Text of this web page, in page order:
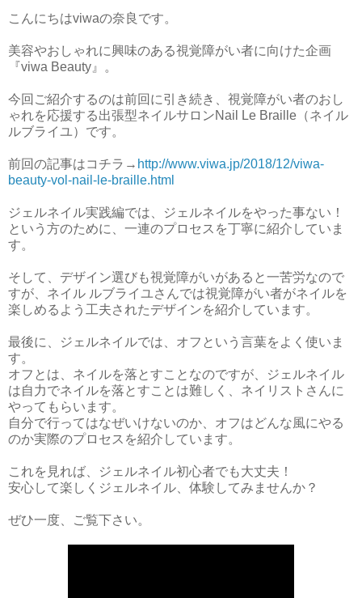
こんにちはviwaの奈良です。
美容やおしゃれに興味のある視覚障がい者に向けた企画
『viwa Beauty』。
今回ご紹介するのは前回に引き続き、視覚障がい者のおし
ゃれを応援する出張型ネイルサロンNail Le Braille（ネイル
ルブライユ）です。
前回の記事はコチラ→ http://www.viwa.jp/2018/12/viwa-
beauty-vol-nail-le-braille.html
ジェルネイル実践編では、ジェルネイルをやった事ない！
という方のために、一連のプロセスを丁寧に紹介していま
す。
そして、デザイン選びも視覚障がいがあると一苦労なので
すが、ネイル ルブライユさんでは視覚障がい者がネイルを
楽しめるよう工夫されたデザインを紹介しています。
最後に、ジェルネイルでは、オフという言葉をよく使いま
す。
オフとは、ネイルを落とすことなのですが、ジェルネイル
は自力でネイルを落とすことは難しく、ネイリストさんに
やってもらいます。
自分で行ってはなぜいけないのか、オフはどんな風にやる
のか実際のプロセスを紹介しています。
これを見れば、ジェルネイル初心者でも大丈夫！
安心して楽しくジェルネイル、体験してみませんか？
ぜひ一度、ご覧下さい。